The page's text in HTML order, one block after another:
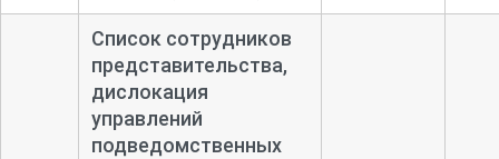
Список сотрудников
представительства,
дислокация
управлений
подведомственных